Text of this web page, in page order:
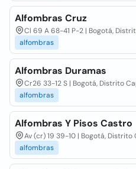
Alfombras Cruz
Cl 69 A 68-41 P-2 | Bogotá,
alfombras
Alfombras Duramas
Cr26 33-12 S | Bogotá, Distrito
alfombras
Alfombras Y Pisos Castro
Av (cr) 19 39-10 | Bogotá, Distrito
alfombras